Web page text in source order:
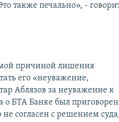
также печально», -
причиной лишения
его «неуважение,
Аблязов за неуважение к
о БТА Банке был
согласен с решением